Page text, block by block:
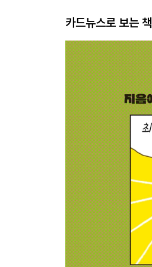
카드뉴스로 보는 책